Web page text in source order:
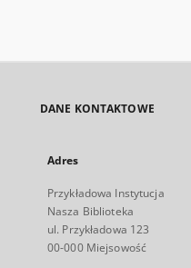
DANE KONTAKTOWE
Adres
Przykładowa Instytucja
Nasza Biblioteka
ul. Przykładowa 123
00-000 Miejsowość